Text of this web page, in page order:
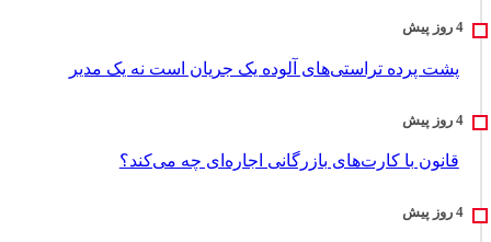
پشت پرده تراستی‌های آلوده یک جریان است نه یک مدیر
قانون با کارت‌های بازرگانی اجاره‌ای چه می‌کند؟